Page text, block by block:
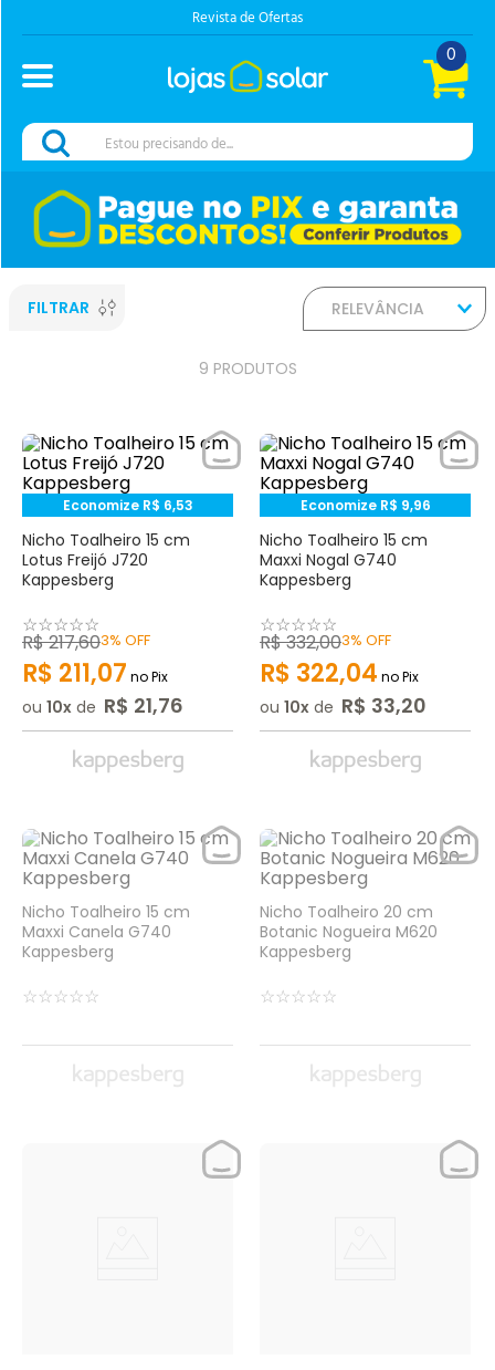
Revista de Ofertas
0
Estou precisando de...
FILTRAR RELEVÂNCIA
9 PRODUTOS
Economize R$ 6,53
Nicho Toalheiro 15 cm
Lotus Freijó J720
Kappesberg
☆☆☆☆☆
R$217,603% OFF
R$ 211,07 no Pix
ou 10 de R$ 21,76
Economize R$ 9,96
Nicho Toalheiro 15 cm
Maxxi Nogal G740
Kappesberg
☆☆☆☆☆
R$332,003% OFF
R$ 322,04 no Pix
ou 10 de R$ 33,20
Nicho Toalheiro 15 cm
Maxxi Canela G740
Kappesberg
☆☆☆☆☆
Nicho Toalheiro 20 cm
Botanic Nogueira M620
Kappesberg
☆☆☆☆☆